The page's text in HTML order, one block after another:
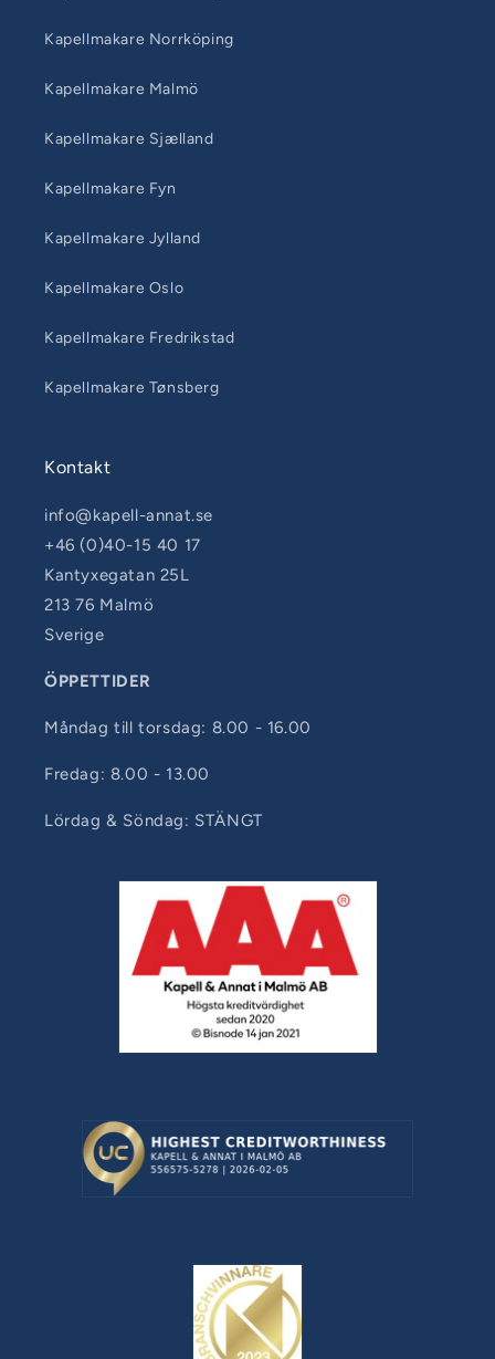
Kapellmakare Norrköping
Kapellmakare Malmö
Kapellmakare Sjælland
Kapellmakare Fyn
Kapellmakare Jylland
Kapellmakare Oslo
Kapellmakare Fredrikstad
Kapellmakare Tønsberg
Kontakt
info@kapell-annat.se
+46 (0)40-15 40 17
Kantyxegatan 25L
213 76 Malmö
Sverige
ÖPPETTIDER
Måndag till torsdag: 8.00 - 16.00
Fredag: 8.00 - 13.00
Lördag & Söndag: STÄNGT